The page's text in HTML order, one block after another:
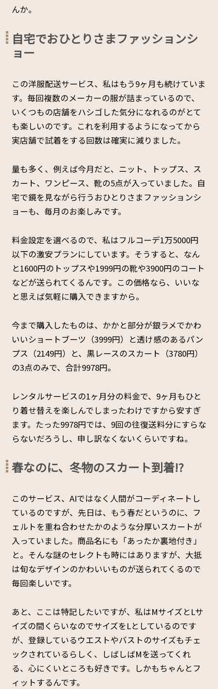
んか。
自宅でおひとりさまファッションシ
ョー
この洋服配送サービス、私はもう9ヶ月も続けていま
す。毎回複数のメーカーの服が詰まっているので、
いくつもの店舗をハシゴした気分になれるのがとて
も楽しいのです。これを利用するようになってから
実店舗で試着をする回数は確実に減りました。
量も多く、例えば今月だと、ニット、トップス、ス
カート、ワンピース、靴の5点が入っていました。自
宅で鏡を見ながら行うおひとりさまファッションシ
ョーも、毎月のお楽しみです。
料金設定を選べるので、私はフルコーデ1万5000円
以下の激安プランにしています。そうすると、なん
と1600円のトップスや1999円の靴や3900円のコート
などが送られてくるんです。この価格なら、いいな
と思えば気軽に購入できますから。
今まで購入したものは、かかと部分が銀ラメでかわ
いいショートブーツ（3999円）と透け感のあるパン
プス（2149円）と、黒レースのスカート（3780円）
の3点のみで、合計9978円。
レンタルサービスの1ヶ月分の料金で、9ヶ月もひと
り着せ替えを楽しんでしまったわけですから安すぎ
ます。たった9978円では、9回の往復送料分にすらな
らないだろうし、申し訳なくないくらいですね。
春なのに、冬物のスカート到着!?
このサービス、AIではなく人間がコーディネートし
ているのですが、先日は、もう春だというのに、フ
ェルトを重ね合わせたかのような分厚いスカートが
入っていました。商品名にも「あったか裏地付き」
と。そんな謎のセレクトも時にはありますが、大抵
は旬なデザインのかわいいものが送られてくるので
毎回楽しいです。
あと、ここは特記したいですが、私はMサイズとLサ
イズの間くらいなのでサイズをLとしているのです
が、登録しているウエストやバストのサイズもチェ
ックされているらしく、しばしばMを送ってくれ
る、心にくいところも好きです。しかもちゃんとフ
ィットするんです。